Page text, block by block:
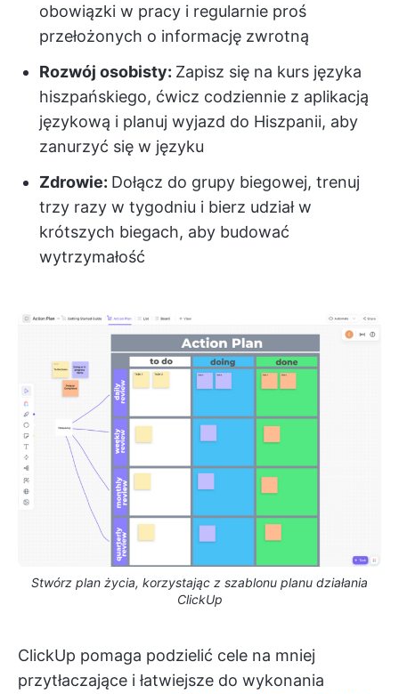
obowiązki w pracy i regularnie proś
przełożonych o informację zwrotną
Rozwój osobisty: Zapisz się na kurs języka
hiszpańskiego, ćwicz codziennie z aplikacją
językową i planuj wyjazd do Hiszpanii, aby
zanurzyć się w języku
Zdrowie: Dołącz do grupy biegowej, trenuj
trzy razy w tygodniu i bierz udział w
krótszych biegach, aby budować
wytrzymałość
Stwórz plan życia, korzystając z szablonu planu działania
ClickUp
ClickUp pomaga podzielić cele na mniej
przytłaczające i łatwiejsze do wykonania